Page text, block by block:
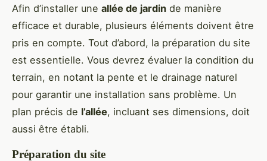
Afin d’installer une allée de jardin de manière
efficace et durable, plusieurs éléments doivent être
pris en compte. Tout d’abord, la préparation du site
est essentielle. Vous devrez évaluer la condition du
terrain, en notant la pente et le drainage naturel
pour garantir une installation sans problème. Un
plan précis de l’allée, incluant ses dimensions, doit
aussi être établi.
Préparation du site